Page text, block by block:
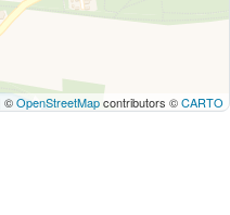
| ©OpenStreetMapcontributors ©CARTO